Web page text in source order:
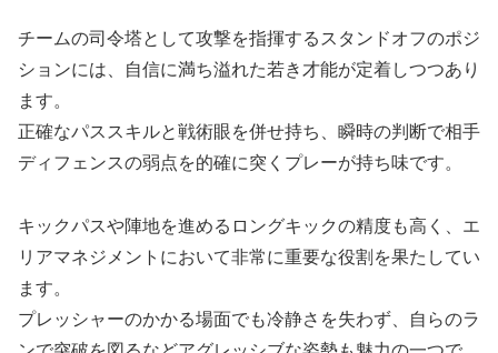
チームの司令塔として攻撃を指揮するスタンドオフのポジ
ションには、自信に満ち溢れた若き才能が定着しつつあり
ます。
正確なパススキルと戦術眼を併せ持ち、瞬時の判断で相手
ディフェンスの弱点を的確に突くプレーが持ち味です。
キックパスや陣地を進めるロングキックの精度も高く、エ
リアマネジメントにおいて非常に重要な役割を果たしてい
ます。
プレッシャーのかかる場面でも冷静さを失わず、自らのラ